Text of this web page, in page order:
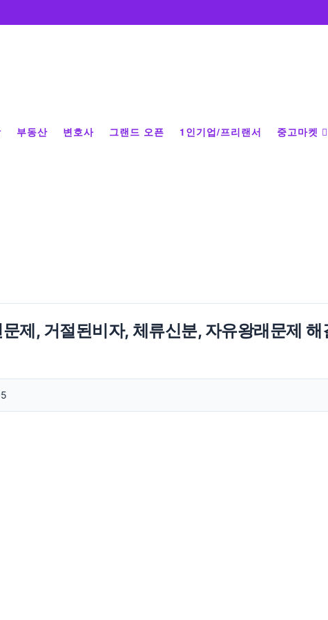
부동산 변호사 그랜드 오픈 1인기업/프리랜서 중고마켓
제, 거절된비자, 체류신분, 자유왕래문제 해